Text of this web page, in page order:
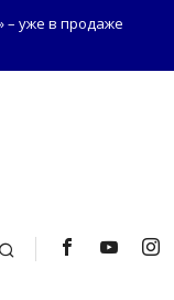
уже в продаже
Поиск